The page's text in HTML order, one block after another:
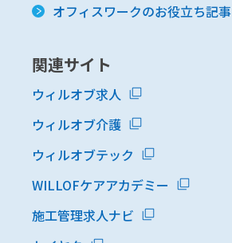
オフィスワークのお役立ち記事
関連サイト
ウィルオブ求人
ウィルオブ介護
ウィルオブテック
WILLOFケアアカデミー
施工管理求人ナビ